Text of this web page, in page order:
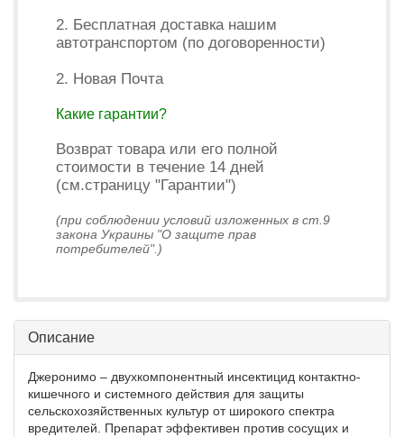
2. Бесплатная доставка нашим
автотранспортом (по договоренности)
2. Новая Почта
Какие гарантии?
Возврат товара или его полной
стоимости в течение 14 дней
(см.страницу "Гарантии")
(при соблюдении условий изложенных в ст.9
закона Украины "О защите прав
потребителей".)
Описание
Джеронимо – двухкомпонентный инсектицид контактно-
кишечного и системного действия для защиты
сельскохозяйственных культур от широкого спектра
вредителей. Препарат эффективен против сосущих и